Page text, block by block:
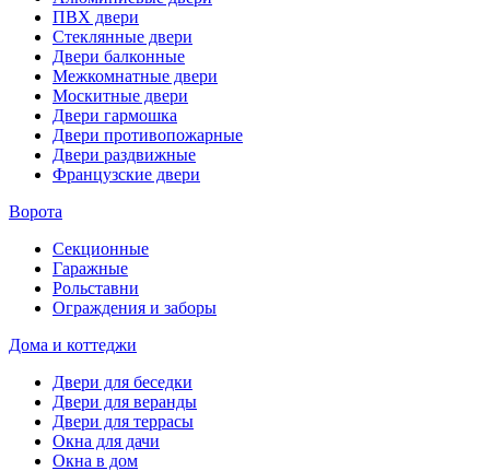
ПВХ двери
Стеклянные двери
Двери балконные
Межкомнатные двери
Москитные двери
Двери гармошка
Двери противопожарные
Двери раздвижные
Французские двери
Ворота
Секционные
Гаражные
Рольставни
Ограждения и заборы
Дома и коттеджи
Двери для беседки
Двери для веранды
Двери для террасы
Окна для дачи
Окна в дом